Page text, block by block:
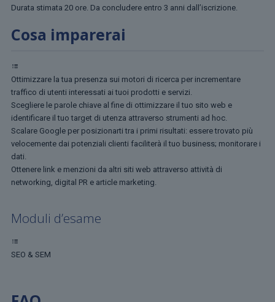
Durata stimata 20 ore. Da concludere entro 3 anni dall’iscrizione.
Cosa imparerai
Ottimizzare la tua presenza sui motori di ricerca per incrementare
traffico di utenti interessati ai tuoi prodotti e servizi.
Scegliere le parole chiave al fine di ottimizzare il tuo sito web e
identificare il tuo target di utenza attraverso strumenti ad hoc.
Scalare Google per posizionarti tra i primi risultati: essere trovato più
velocemente dai potenziali clienti faciliterà il tuo business; monitorare i
dati.
Ottenere link e menzioni da altri siti web attraverso attività di
networking, digital PR e article marketing.
Moduli d’esame
SEO & SEM